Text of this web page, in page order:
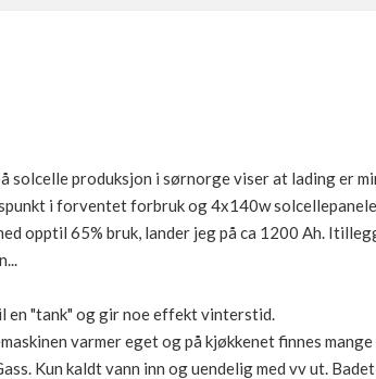
solcelle produksjon i sørnorge viser at lading er
i forventet forbruk og 4x140w
opptil 65% bruk, lander jeg på ca 1200 Ah.
en "tank" og gir noe effekt vinterstid.
varmer eget og på kjøkkenet finnes
Kun kaldt vann inn og uendelig med vv ut.